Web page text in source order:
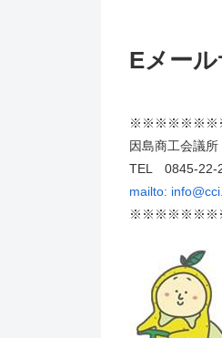
Eメー
因島商工会議所
TEL 0845-22-
mailto: